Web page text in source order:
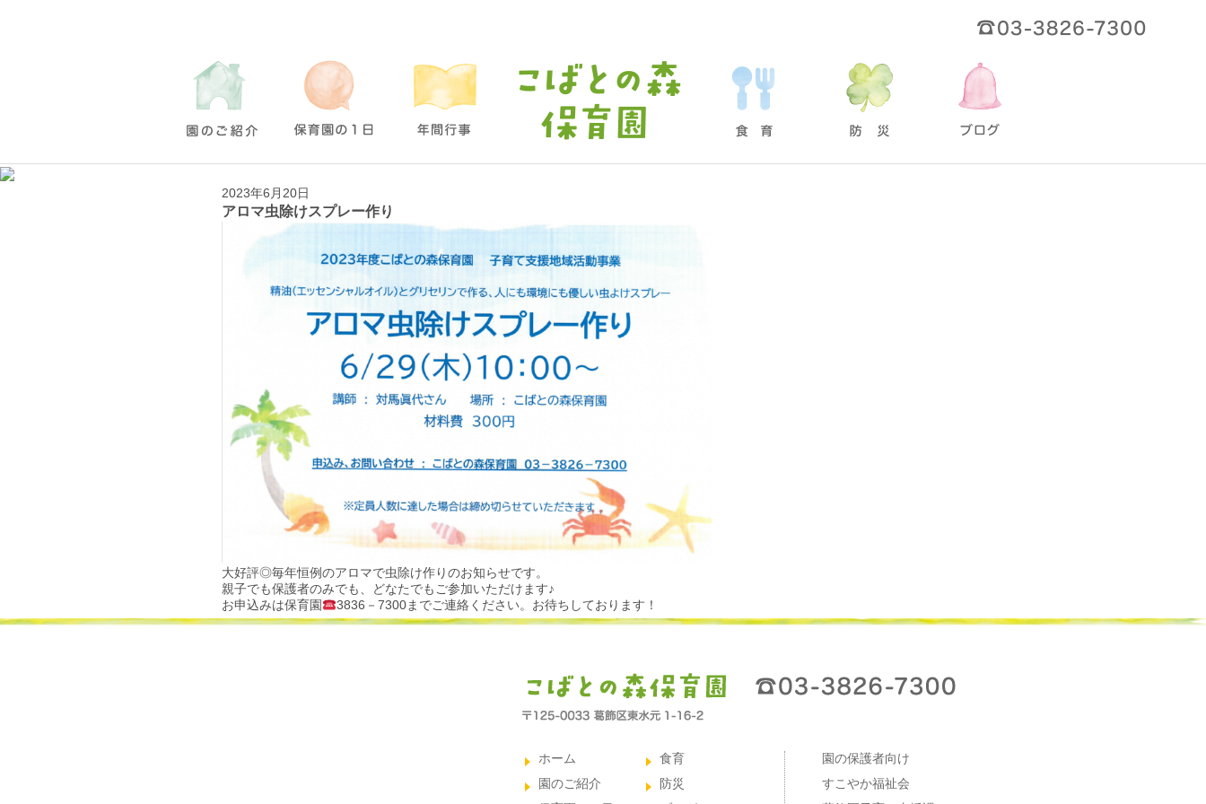
2023年6月20日
アロマ虫除けスプレー作り
大好評◎毎年恒例のアロマで虫除け作りのお知らせです。
親子でも保護者のみでも、どなたでもご参加いただけます♪
お申込みは保育園
3836－7300までご連絡ください。お待ちしております！
ホーム
食育
園のご紹介
防災
園の保護者向け
すこやか福祉会